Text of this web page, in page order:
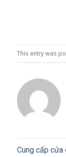
This entry was
Cung cấp cửa